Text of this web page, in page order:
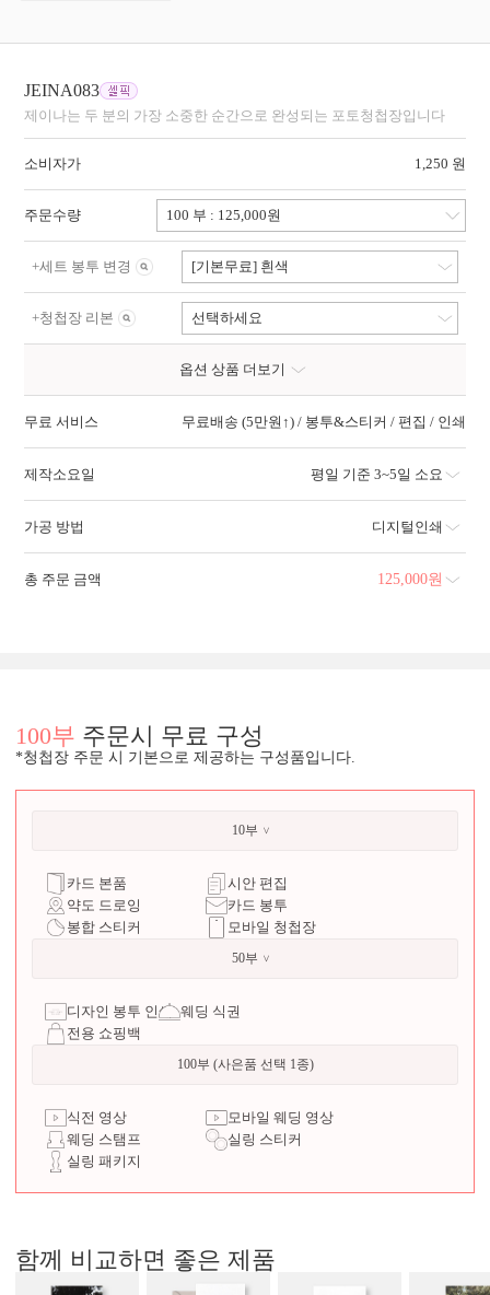
JEINA083
제이나는 두 분의 가장 소중한 순간으로 완성되는 포토청첩장입니다
소비자가 1,250 원
주문수량
+세트 봉투 변경 [기본무료] 흰색
+청첩장 리본 선택하세요
옵션 상품 더보기
무료 서비스 무료배송 (5만원↑) / 봉투&스티커 / 편집 / 인쇄
제작소요일 평일 기준 3~5일 소요
가공 방법 디지털인쇄
총 주문 금액 125,000원
100부 주문시 무료 구성
*청첩장 주문 시 기본으로 제공하는 구성품입니다.
10부
카드 본품
시안 편집
약도 드로잉
카드 봉투
봉합 스티커
모바일 청첩장
50부
디자인 봉투 인쇄 웨딩 식권
전용 쇼핑백
100부 (사은품 선택 1종)
식전 영상
모바일 웨딩 영상
웨딩 스탬프
실링 스티커
실링 패키지
함께 비교하면 좋은 제품